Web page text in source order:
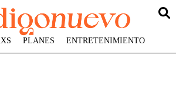
PLANES ENTRETENIMIENTO